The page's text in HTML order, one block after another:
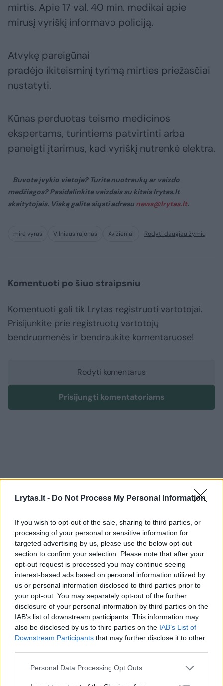
Lrytas.lt - Do Not Process My Personal Information
If you wish to opt-out of the sale, sharing to third parties, or
processing of your personal or sensitive information for
targeted advertising by us, please use the below opt-out
section to confirm your selection. Please note that after your
opt-out request is processed you may continue seeing
interest-based ads based on personal information utilized by
us or personal information disclosed to third parties prior to
your opt-out. You may separately opt-out of the further
disclosure of your personal information by third parties on the
IAB’s list of downstream participants. This information may
also be disclosed by us to third parties on the IAB’s List of
Downstream Participants that may further disclose it to other
Personal Data Processing Opt Outs
mirtis. Apie 17 val. 40 min. medikai apie
mirusį vyriškį informavo policiją.
Atvykę pareigūnai
pradėjo ikiteisminį tyrimą mirties priežasčiai
nustatyti.
Kūnas perduotas teismo medicinos
ekspertams, turintiems patvirtinti arba
paneigti įtarimus, kad vyriškį nutrenkė elektra.
Buvote įvykio vietoje? Turite nuotraukų ar vaizdo
medžiagos? Pasidalinkite vaizdais su kitais lrytas.lt
skaitytojais. Viską galite siųsti adresu news@lrytas.lt.
mirė vyras Vilniaus rajonas Avižieniai Rodyti daugiau žymių
Komentuoti po šiuo straipsniu
Komentuoti gali tik Lrytas registruoti vartotojai.
Prisijunkite prie registruotų vartotojų
bendruomenės ir bendraukite komentaruose!
Rodyti komentarus
Prisijungti komentatoriams
Lietuvos diena Aktualijos
Dėl galimų Rusijos provokacijų – M.
Sinkevičiaus žinia
2026 m. rugpjūčio 6 d. 12:09
Lrytas.lt